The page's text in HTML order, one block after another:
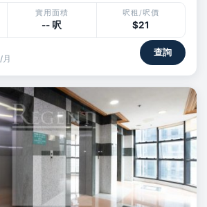
實用面積
-- 呎
呎租/呎價
$21
/月
查詢